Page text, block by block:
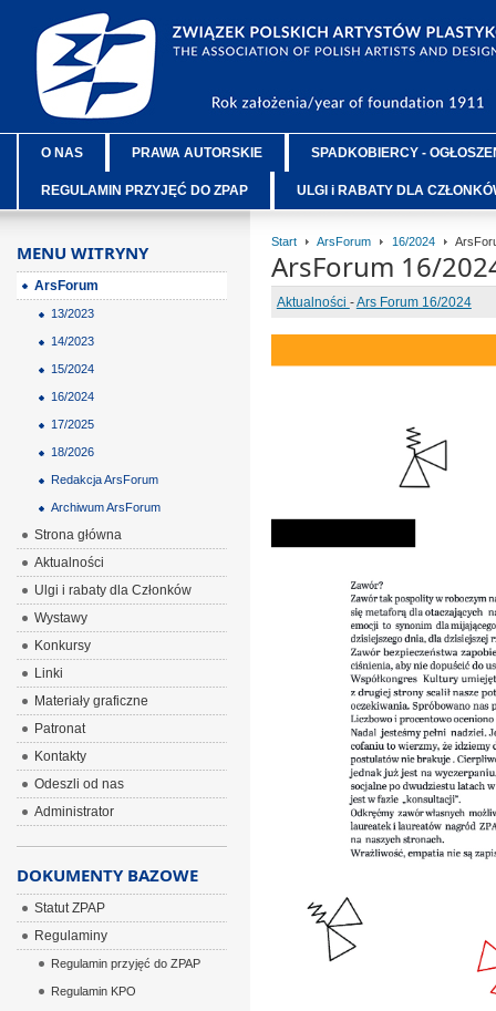
O NAS PRAWA AUTORSKIE SPADKOBIERCY -
REGULAMIN PRZYJĘĆ DO ZPAP ULGI i RABATY DLA
Start ArsForum 16/2024
ArsForum 16/
Aktualności -Ars Forum 16/2024
MENU WITRYNY
ArsForum
13/2023
14/2023
15/2024
16/2024
17/2025
18/2026
Redakcja ArsForum
Archiwum ArsForum
Strona główna
Aktualności
Ulgi i rabaty dla Członków
Wystawy
Konkursy
Linki
Materiały graficzne
Patronat
Kontakty
Odeszli od nas
Administrator
DOKUMENTY BAZOWE
Statut ZPAP
Regulaminy
Regulamin przyjęć do ZPAP
Regulamin KPO